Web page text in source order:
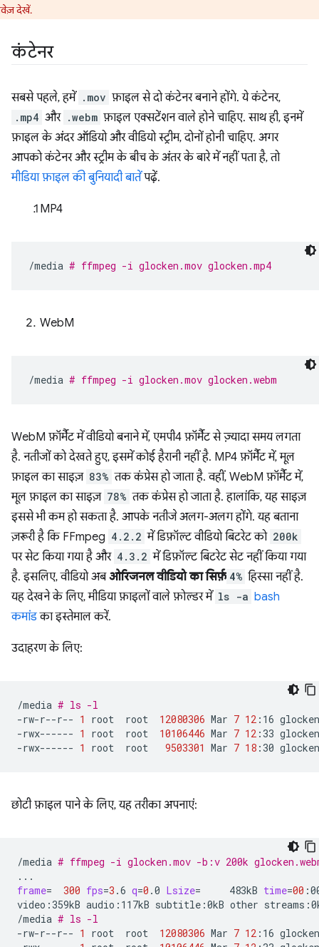
देखें.
कंटेनर
सबसे पहले, हमें .mov फ़ाइल से दो कंटेनर बनाने होंगे. ये कंटेनर,
.mp4 और .webm फ़ाइल एक्सटेंशन वाले होने चाहिए. साथ ही, इनमें
फ़ाइल के अंदर ऑडियो और वीडियो स्ट्रीम, दोनों होनी चाहिए. अगर
आपको कंटेनर और स्ट्रीम के बीच के अंतर के बारे में नहीं पता है, तो
मीडिया फ़ाइल की बुनियादी बातेंपढ़ें.
MP4
/media # ffmpeg -i glocken.mov glocken.mp4
WebM
/media # ffmpeg -i glocken.mov glocken.webm
WebM फ़ॉर्मैट में वीडियो बनाने में, एमपी4 फ़ॉर्मैट से ज़्यादा समय लगता
है. नतीजों को देखते हुए, इसमें कोई हैरानी नहीं है. MP4 फ़ॉर्मैट में, मूल
फ़ाइल का साइज़ 83% तक कंप्रेस हो जाता है. वहीं, WebM फ़ॉर्मैट में,
मूल फ़ाइल का साइज़ 78% तक कंप्रेस हो जाता है. हालांकि, यह साइज़
इससे भी कम हो सकता है. आपके नतीजे अलग-अलग होंगे. यह बताना
ज़रूरी है कि FFmpeg 4.2.2 में डिफ़ॉल्ट वीडियो बिटरेट को 200k
पर सेट किया गया है और 4.3.2 में डिफ़ॉल्ट बिटरेट सेट नहीं किया गया
है. इसलिए, वीडियो अबओरिजनल वीडियो का सिर्फ़ 4% हिस्सा नहीं है.
यह देखने के लिए, मीडिया फ़ाइलों वाले फ़ोल्डर में ls -a bash
कमांडका इस्तेमाल करें.
उदाहरण के लिए:
/media # ls -l
-rw-r--r-- 1 root root 12080306 Mar 7 12 :16
-rwx------ 1 root root 10106446 Mar 7 12 :33
-rwx------ 1 root root 9503301 Mar 7 18 :30
छोटी फ़ाइल पाने के लिए, यह तरीका अपनाएं:
/media # ffmpeg -i glocken.mov -b:v 200k
frame= 300 fps=3 .6 q=0 .0 Lsize= 483kB time=00
video:359kB audio:117kB subtitle:0kB other
/media # ls -l
-rw-r--r-- 1 root root 12080306 Mar 7 12 :16